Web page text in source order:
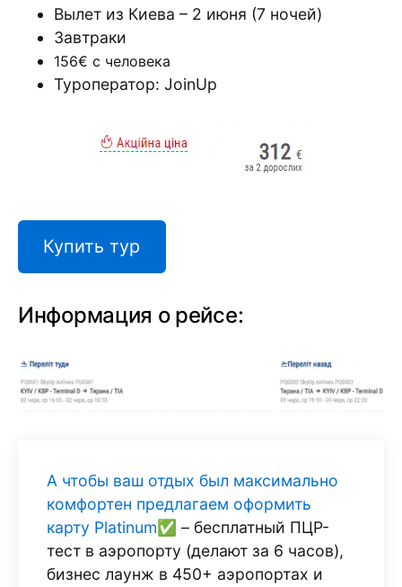
Вылет из Киева – 2 июня (7 ночей)
Завтраки
156€ с человека
Туроператор: JoinUp
Купить тур
Информация о рейсе:
А чтобы ваш отдых был максимально
комфортен предлагаем оформить
карту Platinum✅ – бесплатный ПЦР-
тест в аэропорту (делают за 6 часов),
бизнес лаунж в 450+ аэропортах и